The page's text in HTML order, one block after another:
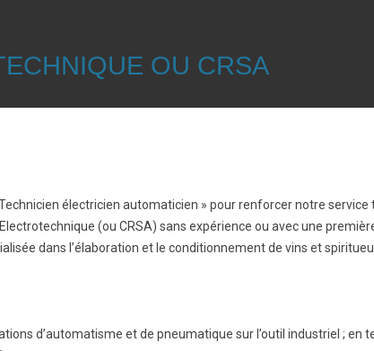
OU CRSA
électricien automaticien » pour renforcer notre service
(ou CRSA) sans expérience ou avec une
dans l’élaboration et le conditionnement de vins et
d’automatisme et de pneumatique sur l’outil industriel ; en